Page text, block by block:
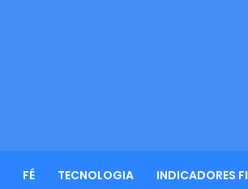
FÉ TECNOLOGIA INDICADORES